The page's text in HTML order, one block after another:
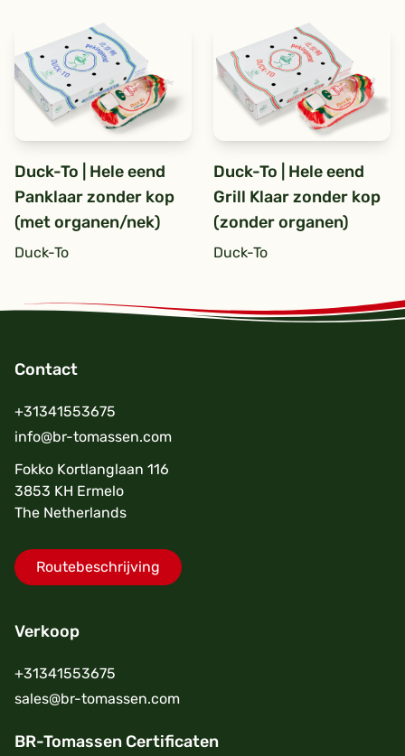
Duck-To | Hele eend
Panklaar zonder kop
(met organen/nek)
Duck-To
Duck-To | Hele eend
Grill Klaar zonder kop
(zonder organen)
Duck-To
Footer
Contact
+31341553675
info@br-tomassen.com
Fokko Kortlanglaan 116
3853 KH Ermelo
The Netherlands
Routebeschrijving
Verkoop
+31341553675
sales@br-tomassen.com
BR-Tomassen Certificaten